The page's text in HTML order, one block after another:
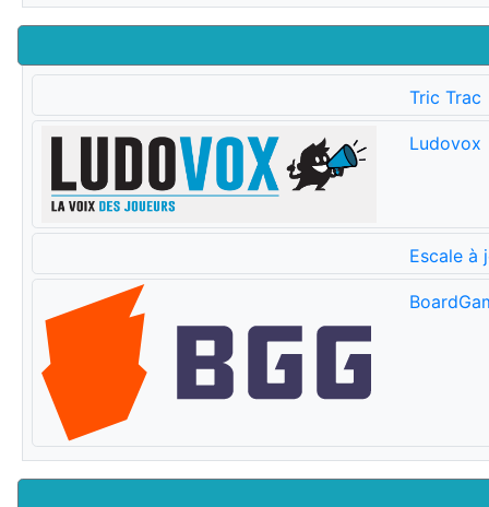
Tric Trac
Ludovox
Escale à